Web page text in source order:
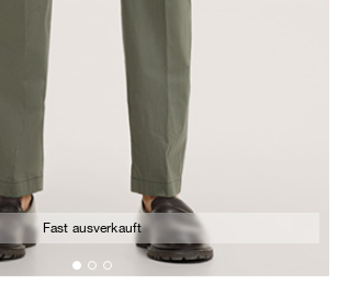
Fast ausverkauft